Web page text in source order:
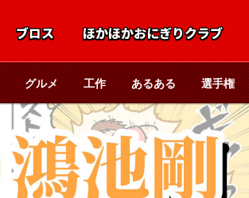
ブロス ほかほかおにぎりクラブ
グルメ 工作 あるある 選手権